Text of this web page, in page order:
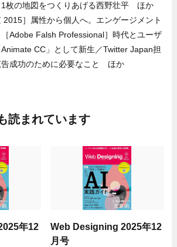
1枚の地図をつくりあげる西野壮平 ほか
］属性から個人へ。エンゲージメント
Adobe Falsh Professional］時代とユーザ
CC」として新生／Twitter Japan担
告成功のために必要なこと ほか
読まれています
年12
Web Designing 2025年12
月号